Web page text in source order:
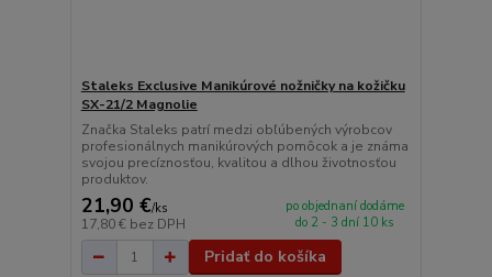
Staleks Exclusive Manikúrové nožničky na kožičku
SX-21/2 Magnolie
Značka Staleks patrí medzi obľúbených výrobcov
profesionálnych manikúrových pomôcok a je známa
svojou precíznosťou, kvalitou a dlhou životnosťou
produktov.
21,90 €/ks
17,80 € bez DPH
po objednaní dodáme
do 2 - 3 dní 10 ks
Pridať do košíka